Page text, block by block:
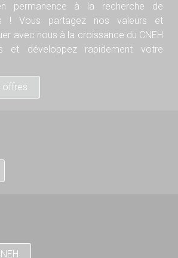
permanence à la recherche de
! Vous partagez nos valeurs et
avec nous à la croissance du CNEH
et développez rapidement votre
offres